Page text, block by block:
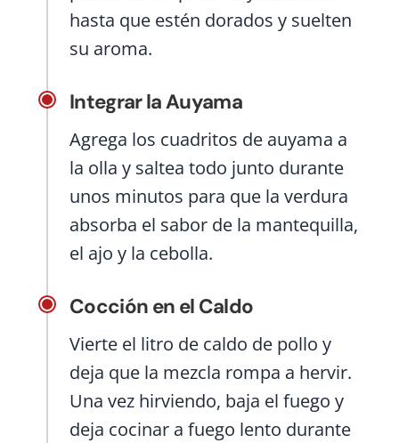
hasta que estén dorados y suelten
su aroma.
Integrar la Auyama
Agrega los cuadritos de auyama a
la olla y saltea todo junto durante
unos minutos para que la verdura
absorba el sabor de la mantequilla,
el ajo y la cebolla.
Cocción en el Caldo
Vierte el litro de caldo de pollo y
deja que la mezcla rompa a hervir.
Una vez hirviendo, baja el fuego y
deja cocinar a fuego lento durante